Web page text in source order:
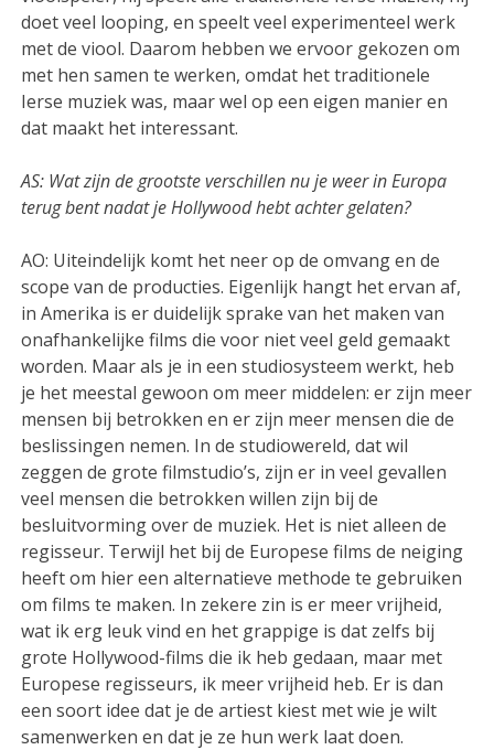
doet veel looping, en speelt veel experimenteel werk
met de viool. Daarom hebben we ervoor gekozen om
met hen samen te werken, omdat het traditionele
Ierse muziek was, maar wel op een eigen manier en
dat maakt het interessant.
AS: Wat zijn de grootste verschillen nu je weer in Europa
terug bent nadat je Hollywood hebt achter gelaten?
AO: Uiteindelijk komt het neer op de omvang en de
scope van de producties. Eigenlijk hangt het ervan af,
in Amerika is er duidelijk sprake van het maken van
onafhankelijke films die voor niet veel geld gemaakt
worden. Maar als je in een studiosysteem werkt, heb
je het meestal gewoon om meer middelen: er zijn meer
mensen bij betrokken en er zijn meer mensen die de
beslissingen nemen. In de studiowereld, dat wil
zeggen de grote filmstudio’s, zijn er in veel gevallen
veel mensen die betrokken willen zijn bij de
besluitvorming over de muziek. Het is niet alleen de
regisseur. Terwijl het bij de Europese films de neiging
heeft om hier een alternatieve methode te gebruiken
om films te maken. In zekere zin is er meer vrijheid,
wat ik erg leuk vind en het grappige is dat zelfs bij
grote Hollywood-films die ik heb gedaan, maar met
Europese regisseurs, ik meer vrijheid heb. Er is dan
een soort idee dat je de artiest kiest met wie je wilt
samenwerken en dat je ze hun werk laat doen.